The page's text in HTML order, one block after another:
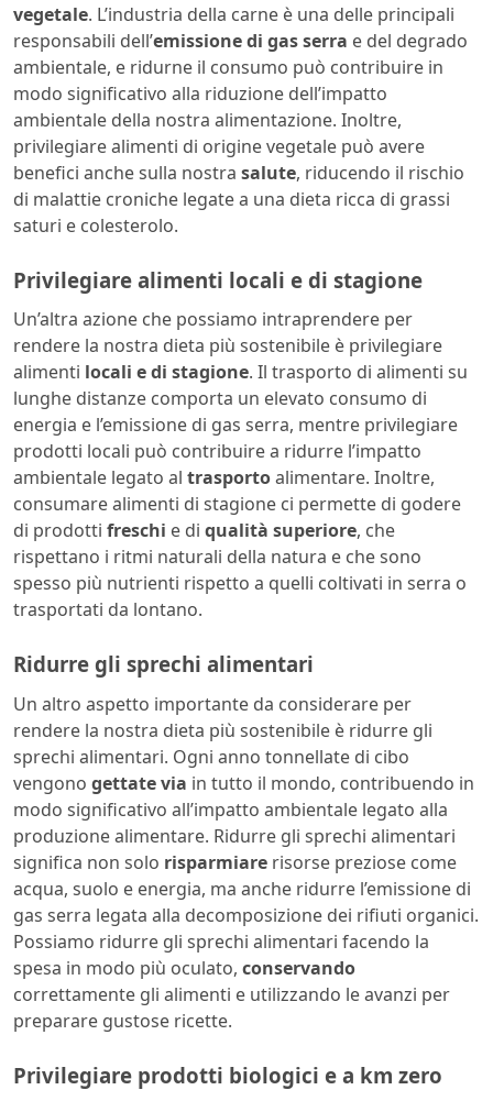
vegetale. L’industria della carne è una delle principali
responsabili dell’emissione di gas serra e del degrado
ambientale, e ridurne il consumo può contribuire in
modo significativo alla riduzione dell’impatto
ambientale della nostra alimentazione. Inoltre,
privilegiare alimenti di origine vegetale può avere
benefici anche sulla nostra salute, riducendo il rischio
di malattie croniche legate a una dieta ricca di grassi
saturi e colesterolo.
Privilegiare alimenti locali e di stagione
Un’altra azione che possiamo intraprendere per
rendere la nostra dieta più sostenibile è privilegiare
alimenti locali e di stagione. Il trasporto di alimenti su
lunghe distanze comporta un elevato consumo di
energia e l’emissione di gas serra, mentre privilegiare
prodotti locali può contribuire a ridurre l’impatto
ambientale legato al trasportoalimentare. Inoltre,
consumare alimenti di stagione ci permette di godere
di prodotti freschi e di qualità superiore, che
rispettano i ritmi naturali della natura e che sono
spesso più nutrienti rispetto a quelli coltivati in serra o
trasportati da lontano.
Ridurre gli sprechi alimentari
Un altro aspetto importante da considerare per
rendere la nostra dieta più sostenibile è ridurre gli
sprechi alimentari. Ogni anno tonnellate di cibo
vengono gettate via in tutto il mondo, contribuendo in
modo significativo all’impatto ambientale legato alla
produzione alimentare. Ridurre gli sprechi alimentari
significa non solo risparmiare risorse preziose come
acqua, suolo e energia, ma anche ridurre l’emissione di
gas serra legata alla decomposizione dei rifiuti organici.
Possiamo ridurre gli sprechi alimentari facendo la
spesa in modo più oculato, conservando
correttamente gli alimenti e utilizzando le avanzi per
preparare gustose ricette.
Privilegiare prodotti biologici e a km zero